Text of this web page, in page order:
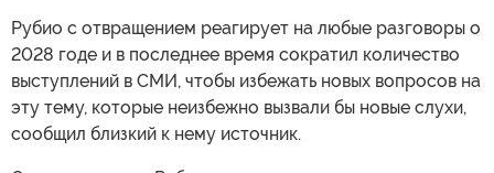
Рубио с отвращением реагирует на любые разговоры о
2028 годе и в последнее время сократил количество
выступлений в СМИ, чтобы избежать новых вопросов на
эту тему, которые неизбежно вызвали бы новые слухи,
сообщил близкий к нему источник.